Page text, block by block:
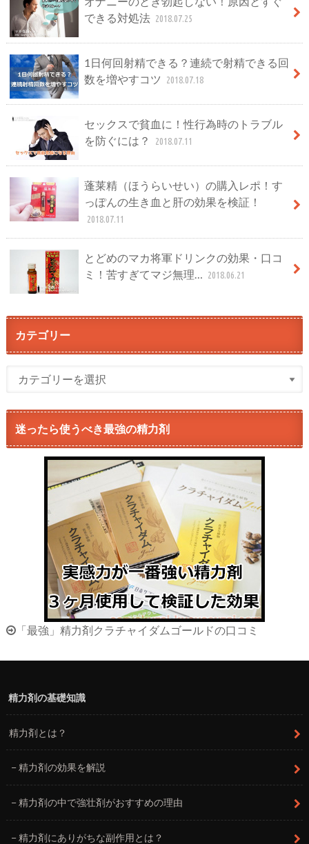
できる対処法 2018.07.25
1日何回射精できる？連続で射精できる回
数を増やすコツ
2018.07.18
セックスで貧血に！性行為時のトラブル
を防ぐには？
2018.07.11
蓬莱精（ほうらいせい）の購入レポ！す
っぽんの生き血と肝の効果を検証！
2018.07.11
とどめのマカ将軍ドリンクの効果・口コ
ミ！苦すぎてマジ無理…
2018.06.21
カテゴリー
迷ったら使うべき最強の精力剤
「最強」精力剤クラチャイダムゴールドの口コミ
精力剤の基礎知識
精力剤とは？
精力剤の効果を解説
精力剤の中で強壮剤がおすすめの理由
精力剤にありがちな副作用とは？